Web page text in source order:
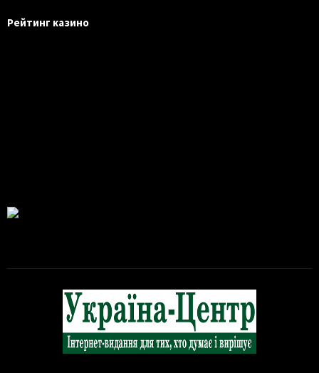
Рейтинг казино